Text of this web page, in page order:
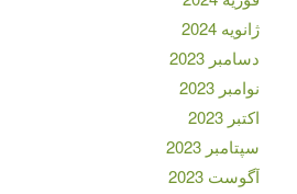
ژانویه 2024
دسامبر 2023
نوامبر 2023
اکتبر 2023
سپتامبر 2023
آگوست 2023